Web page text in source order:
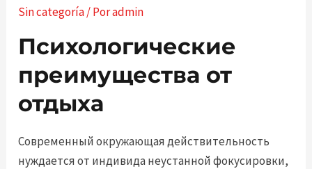
Sin categoría/ Poradmin
Психологические
преимущества от
отдыха
Современный окружающая действительность
нуждается от индивида неустанной фокусировки,